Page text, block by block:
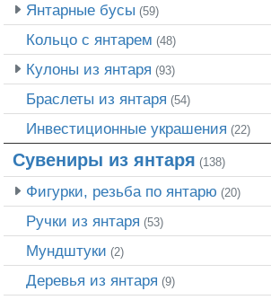
Янтарные бусы (59)
Кольцо с янтарем (48)
Кулоны из янтаря (93)
Браслеты из янтаря (54)
Инвестиционные украшения (22)
Сувениры из янтаря (138)
Фигурки, резьба по янтарю (20)
Ручки из янтаря (53)
Мундштуки (2)
Деревья из янтаря (9)